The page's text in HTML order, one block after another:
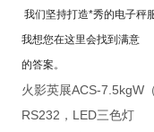
我们坚持打造*秀的电子秤
我想您在这里会找到满意
的答案。
火影英展ACS-7.5kgW
RS232，LED三色灯